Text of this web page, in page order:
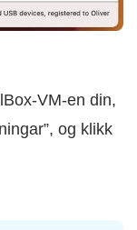
VM-en din,
og klikk